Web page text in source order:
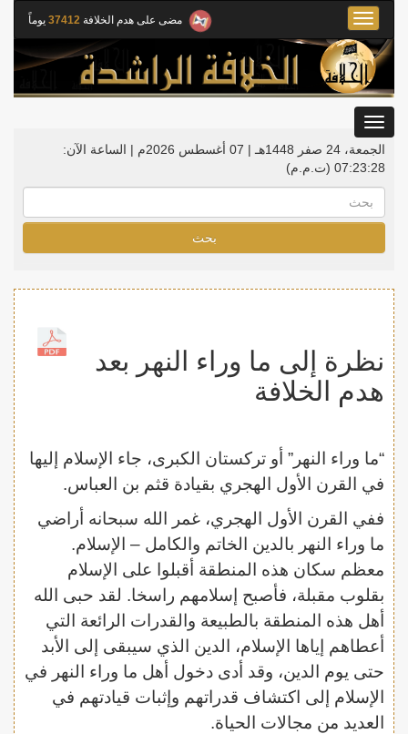
مضى على هدم الخلافة 37412 يوماً
Toggle
navigation
الجمعة، 24 صفر 1448هـ | 07 أغسطس 2026م |
الساعة الآن:
07:23:29 (ت.م.م)
بحث
نظرة إلى ما وراء النهر بعد
هدم الخلافة
“ما وراء النهر” أو تركستان الكبرى، جاء الإسلام إليها
في القرن الأول الهجري بقيادة قثم بن العباس.
ففي القرن الأول الهجري، غمر الله سبحانه أراضي
ما وراء النهر بالدين الخاتم والكامل – الإسلام.
معظم سكان هذه المنطقة أقبلوا على الإسلام
بقلوب مقبلة، فأصبح إسلامهم راسخا. لقد حبى الله
أهل هذه المنطقة بالطبيعة والقدرات الرائعة التي
أعطاهم إياها الإسلام، الدين الذي سيبقى إلى الأبد
حتى يوم الدين، وقد أدى دخول أهل ما وراء النهر في
الإسلام إلى اكتشاف قدراتهم وإثبات قيادتهم في
العديد من مجالات الحياة.